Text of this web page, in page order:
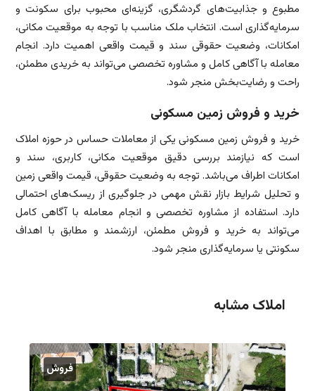
مطبوع و جذابیت‌های گردشگری، گزینه‌ای محبوب برای سکونت و
سرمایه‌گذاری است. انتخاب ملک مناسب با توجه به موقعیت مکانی،
امکانات، وضعیت حقوقی سند و قیمت واقعی اهمیت دارد. انجام
معامله با آگاهی کامل و مشاوره تخصصی می‌تواند به خریدی مطمئن،
راحت و رضایت‌بخش منجر شود.
خرید و فروش زمین مسکونی
خرید و فروش زمین مسکونی یکی از معاملات حساس در حوزه املاک
است که نیازمند بررسی دقیق موقعیت مکانی، کاربری، سند و
امکانات اطراف می‌باشد. توجه به وضعیت حقوقی، قیمت واقعی زمین
و تحلیل شرایط بازار نقش مهمی در جلوگیری از ریسک‌های احتمالی
دارد. استفاده از مشاوره تخصصی و انجام معامله با آگاهی کامل
می‌تواند به خرید و فروش مطمئن، ارزشمند و مطابق با اهداف
سکونتی یا سرمایه‌گذاری منجر شود.
املاک مشابه
فروش